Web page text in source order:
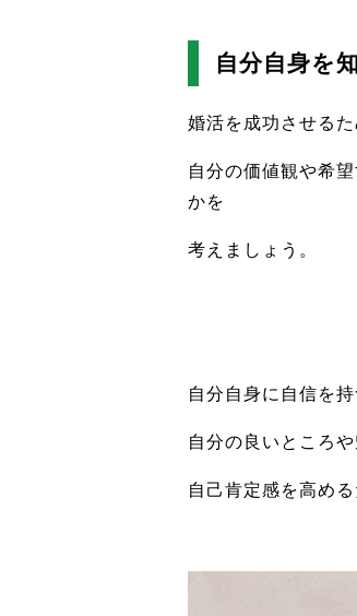
自分自身を
婚活を成功させる
自分の価値観や希
かを
考えましょう。
自分自身に自信を
自分の良いところ
自己肯定感を高め